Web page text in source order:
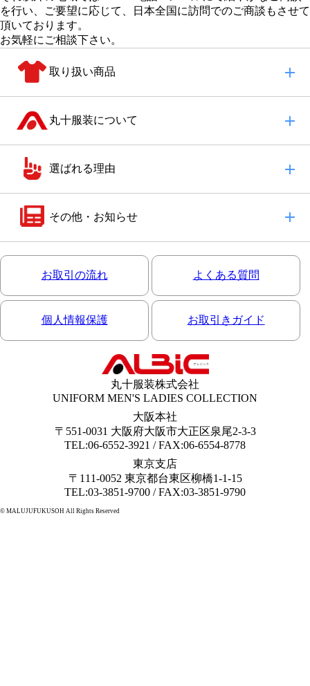
を行い、
ご要望に応じて、日本全国に訪問でのご商談もさせて
頂いております。
お気軽にご相談下さい。
取り扱い商品
丸十服装について
選ばれる理由
その他・お知らせ
お取引の流れ よくある質問
個人情報保護 お取引きガイド
丸十服装株式会社
UNIFORM MEN'S LADIES COLLECTION
大阪本社
〒551-0031 大阪府大阪市大正区泉尾2-3-3
TEL:06-6552-3921 / FAX:06-6554-8778
東京支店
〒111-0052 東京都台東区柳橋1-1-15
TEL:03-3851-9700 / FAX:03-3851-9790
© MALUJUFUKUSOH All Rights Reserved